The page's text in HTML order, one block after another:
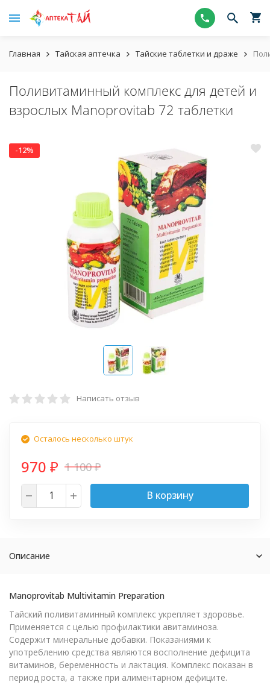
Главная Тайская аптечка Тайские таблетки и драже
Поливитаминный комплекс для детей и
взрослых Manoprovitab 72 таблетки
-12%
Написать отзыв
Осталось несколько штук
970 ₽ 1 100₽
В корзину
Описание
Manoprovitab Multivitamin Preparation
Тайский поливитаминный комплекс укрепляет здоровье.
Применяется с целью профилактики авитаминоза.
Содержит минеральные добавки. Показаниями к
употреблению средства являются восполнение дефицита
витаминов, беременность и лактация. Комплекс показан в
период роста, а также при алиментарном дефиците.